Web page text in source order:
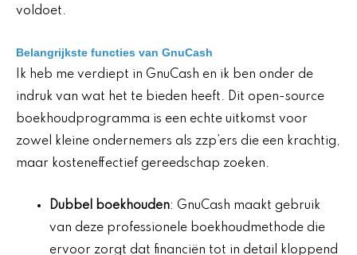
voldoet.
Belangrijkste functies van GnuCash
Ik heb me verdiept in GnuCash en ik ben onder de
indruk van wat het te bieden heeft. Dit open-source
boekhoudprogramma is een echte uitkomst voor
zowel kleine ondernemers als zzp’ers die een krachtig,
maar kosteneffectief gereedschap zoeken.
Dubbel boekhouden: GnuCash maakt gebruik
van deze professionele boekhoudmethode die
ervoor zorgt dat financiën tot in detail kloppend